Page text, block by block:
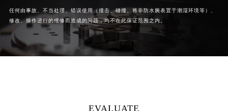
任何由事故、不当处理、错误使用（撞击、碰撞、将非防水腕表置于潮湿环境等）、
修改、操作进行的维修而造成的问题，均不在此保证范围之内。
EVALUATE